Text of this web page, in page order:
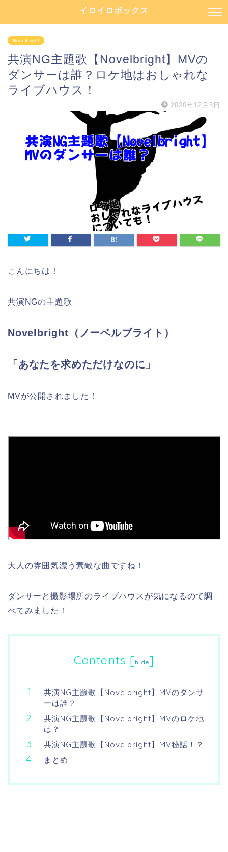
イロイロボックス
Novelbright
共演NG主題歌【Novelbright】MVの
ダンサーは誰？ロケ地はおしゃれな
ライブハウス！
2020年12月3日
こんにちは！
共演NGの主題歌
Novelbright（ノーベルブライト）
「あなたを求めただけなのに」
MVが公開されました！
大人の雰囲気漂う素敵な曲ですね！
ダンサーと撮影場所のライブハウスが気になるので調
べてみました！
Contents [hide]
共演NG主題歌【Novelbright】MVのダンサ
ーは誰？
共演NG主題歌【Novelbright】MVのロケ地
は？
共演NG主題歌【Novelbright】MV秘話！？
まとめ